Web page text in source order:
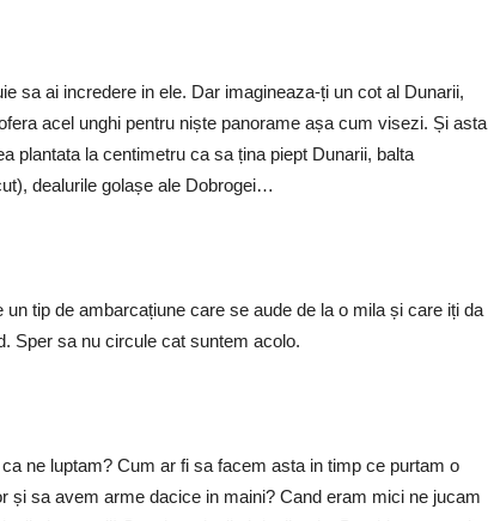
sa ai incredere in ele. Dar imagineaza-ți un cot al Dunarii,
acel unghi pentru niște panorame așa cum visezi. Și asta
plantata la centimetru ca sa țina piept Dunarii, balta
dealurile golașe ale Dobrogei…
tip de ambarcațiune care se aude de la o mila și care iți da
Sper sa nu circule cat suntem acolo.
ne luptam? Cum ar fi sa facem asta in timp ce purtam o
și sa avem arme dacice in maini? Cand eram mici ne jucam